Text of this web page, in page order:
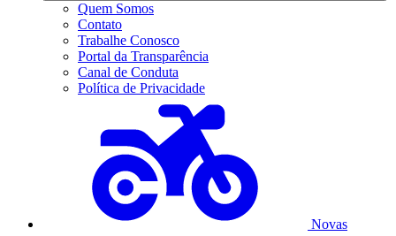
Quem Somos
Contato
Trabalhe Conosco
Portal da Transparência
Canal de Conduta
Política de Privacidade
Novas